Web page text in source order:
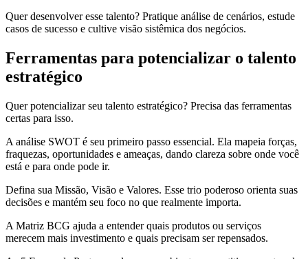
Quer desenvolver esse talento? Pratique análise de cenários, estude
casos de sucesso e cultive visão sistêmica dos negócios.
Ferramentas para potencializar o talento
estratégico
Quer potencializar seu talento estratégico? Precisa das ferramentas
certas para isso.
A análise SWOT é seu primeiro passo essencial. Ela mapeia forças,
fraquezas, oportunidades e ameaças, dando clareza sobre onde você
está e para onde pode ir.
Defina sua Missão, Visão e Valores. Esse trio poderoso orienta suas
decisões e mantém seu foco no que realmente importa.
A Matriz BCG ajuda a entender quais produtos ou serviços
merecem mais investimento e quais precisam ser repensados.